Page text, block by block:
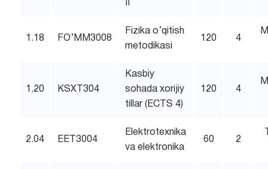
1.18 FO’MM3008
Fizika o’qitish
metodikasi
120 4
1.20 KSXT304
Kasbiy
sohada xorijiy
tillar (ECTS 4)
120 4
2.04 EET3004
Elektrotexnika
va elektronika
60 2